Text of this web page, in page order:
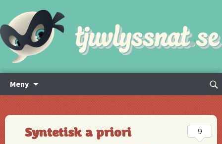
Meny
innehåll
Sök
Syntetisk a priori 9